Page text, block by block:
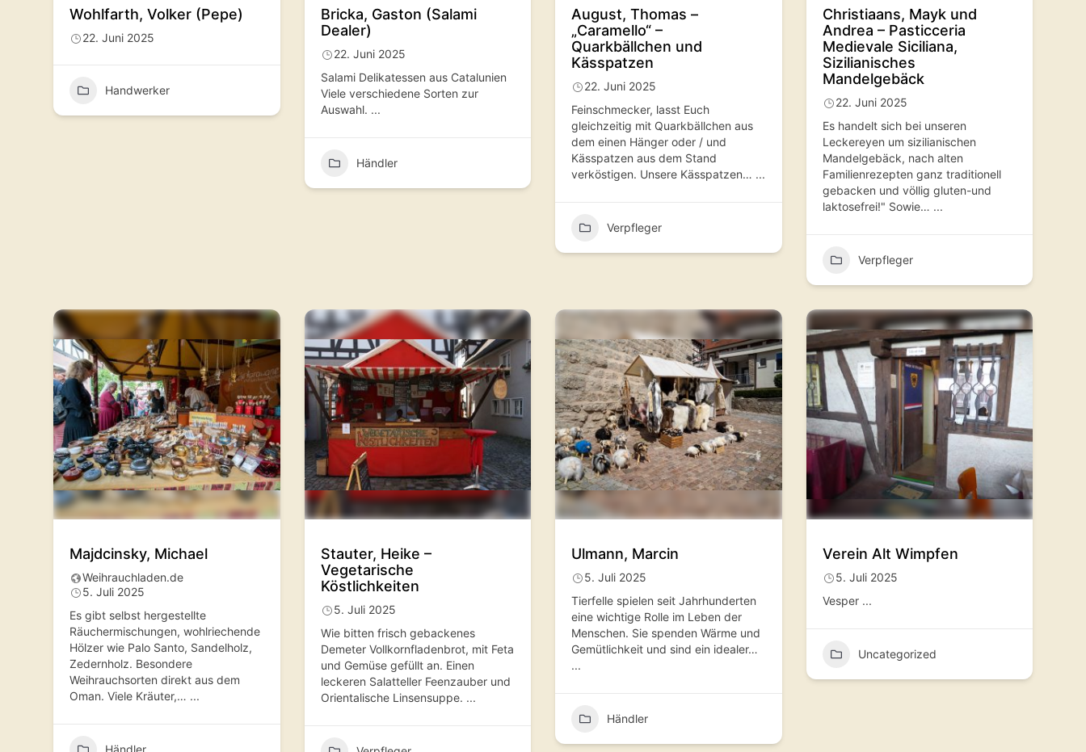
Wohlfarth, Volker (Pepe)
22. Juni 2025
Handwerker
Bricka, Gaston (Salami
Dealer)
22. Juni 2025
Salami Delikatessen aus Catalunien
Viele verschiedene Sorten zur
Auswahl. ...
Händler
August, Thomas –
„Caramello“ –
Quarkbällchen und
Kässpatzen
22. Juni 2025
Feinschmecker, lasst Euch
gleichzeitig mit Quarkbällchen aus
dem einen Hänger oder / und
Kässpatzen aus dem Stand
verköstigen. Unsere Kässpatzen… ...
Verpfleger
Christiaans, Mayk und
Andrea – Pasticceria
Medievale Siciliana,
Sizilianisches
Mandelgebäck
22. Juni 2025
Es handelt sich bei unseren
Leckereyen um sizilianischen
Mandelgebäck, nach alten
Familienrezepten ganz traditionell
gebacken und völlig gluten-und
laktosefrei!" Sowie… ...
Verpfleger
Majdcinsky, Michael
Weihrauchladen.de
5. Juli 2025
Es gibt selbst hergestellte
Räuchermischungen, wohlriechende
Hölzer wie Palo Santo, Sandelholz,
Zedernholz. Besondere
Weihrauchsorten direkt aus dem
Oman. Viele Kräuter,… ...
Händler
Stauter, Heike –
Vegetarische
Köstlichkeiten
5. Juli 2025
Wie bitten frisch gebackenes
Demeter Vollkornfladenbrot, mit Feta
und Gemüse gefüllt an. Einen
leckeren Salatteller Feenzauber und
Orientalische Linsensuppe. ...
Ulmann, Marcin
5. Juli 2025
Tierfelle spielen seit Jahrhunderten
eine wichtige Rolle im Leben der
Menschen. Sie spenden Wärme und
Gemütlichkeit und sind ein idealer…
...
Händler
Verein Alt Wimpfen
5. Juli 2025
Vesper...
Uncategorized